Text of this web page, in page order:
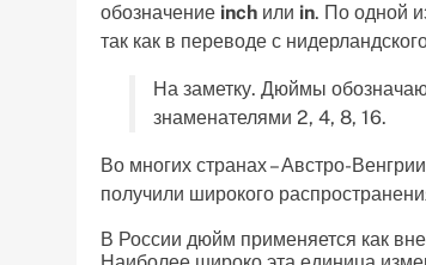
обозначение inch или in. По одной
так как в переводе с
На заметку. Дюймы
знаменателями 2, 4, 8, 16.
Во многих странах – Австро-
получили широкого
В России дюйм применяется как